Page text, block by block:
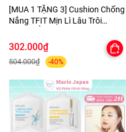
[MUA 1 TẶNG 3] Cushion Chống
Nắng TFIT Mịn Lì Lâu Trôi
Fit Cover Hàn Quốc
302.000₫
504.000₫ -40%